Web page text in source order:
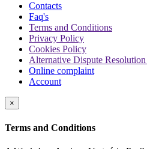
Contacts
Faq's
Terms and Conditions
Privacy Policy
Cookies Policy
Alternative Dispute
Online complaint
Account
×
Terms and Conditions